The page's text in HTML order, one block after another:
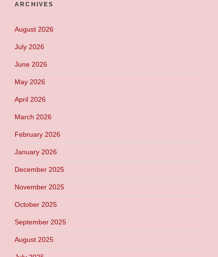
ARCHIVES
August 2026
July 2026
June 2026
May 2026
April 2026
March 2026
February 2026
January 2026
December 2025
November 2025
October 2025
September 2025
August 2025